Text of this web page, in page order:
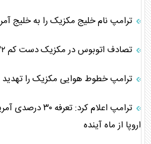
ترامپ نام خلیج مکزیک را به خلیج
تصادف اتوبوس در مکزیک دست کم ۳۲ کشته بر جای گذاشت
ترامپ خطوط هوایی مکزیک را تهدید
ترامپ اعلام کرد:
اروپا از ماه آینده